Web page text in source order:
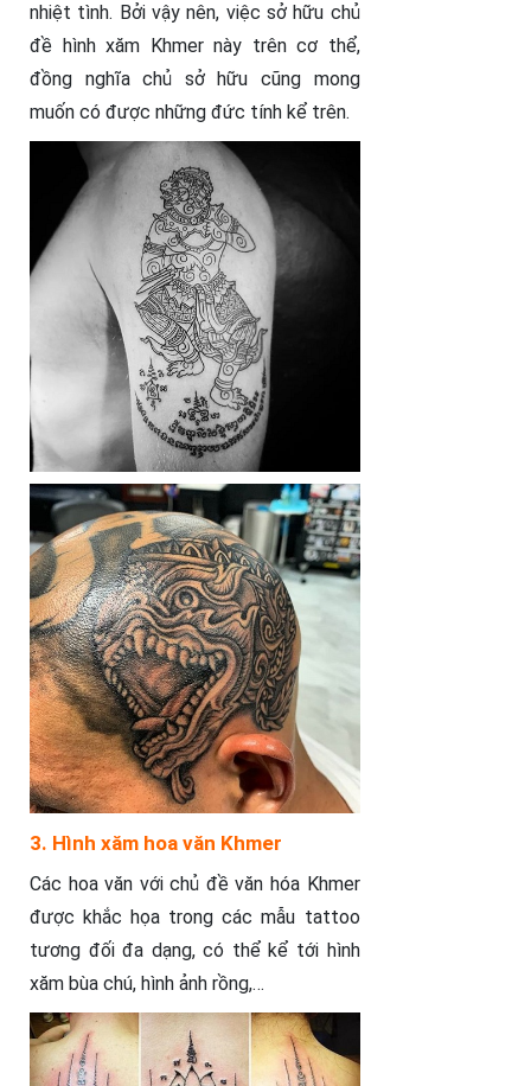
nhiệt tình. Bởi vậy nên, việc sở hữu chủ
đề hình xăm Khmer này trên cơ thể,
đồng nghĩa chủ sở hữu cũng mong
muốn có được những đức tính kể trên.
3. Hình xăm hoa văn Khmer
Các hoa văn với chủ đề văn hóa Khmer
được khắc họa trong các mẫu tattoo
tương đối đa dạng, có thể kể tới hình
xăm bùa chú, hình ảnh rồng,…